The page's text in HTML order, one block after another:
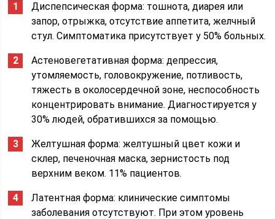
Диспепсическая форма: тошнота, диарея или
запор, отрыжка, отсутствие аппетита, желчный
стул. Симптоматика присутствует у 50% больных.
Астеновегетативная форма: депрессия,
утомляемость, головокружение, потливость,
тяжесть в околосердечной зоне, неспособность
концентрировать внимание. Диагностируется у
30% людей, обратившихся за помощью.
Желтушная форма: желтушный цвет кожи и
склер, печеночная маска, зернистость под
верхним веком. 11% пациентов.
Латентная форма: клинические симптомы
заболевания отсутствуют. При этом уровень